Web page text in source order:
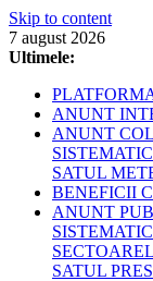
Skip to content
7 august 2026
Ultimele:
ANUNT
ANUNT
SATUL
BENEFICII
ANUNT
SATUL